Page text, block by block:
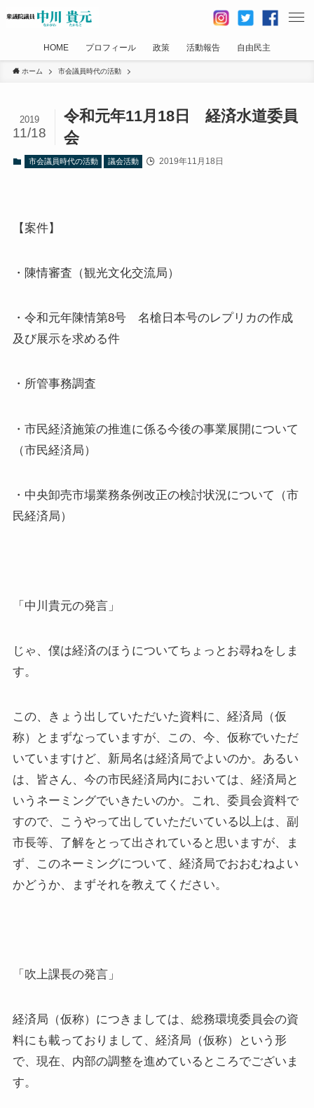
HOME プロフィール 政策 活動報告 自由民主
ホーム 市会議員時代の活動
令和元年11月18日 経済水道委員
会
2019
11/18
市会議員時代の活動 議会活動 2019年11月18日
【案件】
・陳情審査（観光文化交流局）
・令和元年陳情第8号 名槍日本号のレプリカの作成
及び展示を求める件
・所管事務調査
・市民経済施策の推進に係る今後の事業展開について
（市民経済局）
・中央卸売市場業務条例改正の検討状況について（市
民経済局）
「中川貴元の発言」
じゃ、僕は経済のほうについてちょっとお尋ねをしま
す。
この、きょう出していただいた資料に、経済局（仮
称）とまずなっていますが、この、今、仮称でいただ
いていますけど、新局名は経済局でよいのか。あるい
は、皆さん、今の市民経済局内においては、経済局と
いうネーミングでいきたいのか。これ、委員会資料で
すので、こうやって出していただいている以上は、副
市長等、了解をとって出されていると思いますが、ま
ず、このネーミングについて、経済局でおおむねよい
かどうか、まずそれを教えてください。
「吹上課長の発言」
経済局（仮称）につきましては、総務環境委員会の資
料にも載っておりまして、経済局（仮称）という形
で、現在、内部の調整を進めているところでございま
す。